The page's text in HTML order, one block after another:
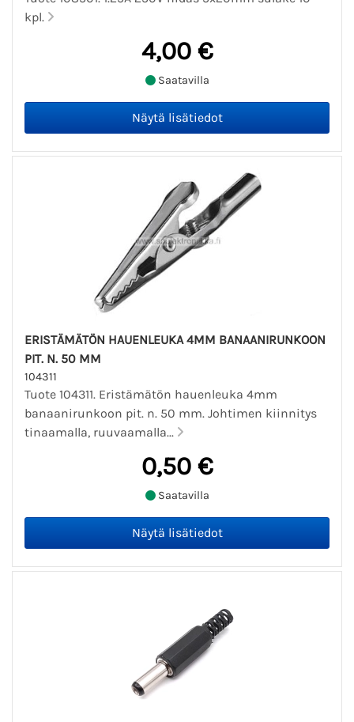
kpl.
4,00 €
Saatavilla
ERISTÄMÄTÖN HAUENLEUKA 4MM BANAANIRUNKOON
PIT. N. 50 MM
104311
Tuote 104311. Eristämätön hauenleuka 4mm
banaanirunkoon pit. n. 50 mm. Johtimen kiinnitys
tinaamalla, ruuvaamalla...
0,50 €
Saatavilla